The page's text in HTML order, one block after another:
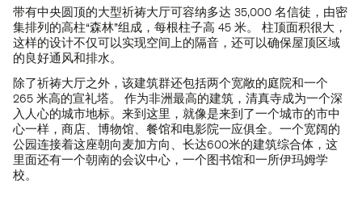
带有中央圆顶的大型祈祷大厅可容纳多达 35,000 名信徒，由密
集排列的高柱“森林”组成，每根柱子高 45 米。 柱顶面积很大，
这样的设计不仅可以实现空间上的隔音，还可以确保屋顶区域
的良好通风和排水。
除了祈祷大厅之外，该建筑群还包括两个宽敞的庭院和一个
265 米高的宣礼塔。 作为非洲最高的建筑，清真寺成为一个深
入人心的城市地标。来到这里，就像是来到了一个城市的市中
心一样，商店、博物馆、餐馆和电影院一应俱全。一个宽阔的
公园连接着这座朝向麦加方向、长达600米的建筑综合体，这
里面还有一个朝南的会议中心，一个图书馆和一所伊玛姆学
校。